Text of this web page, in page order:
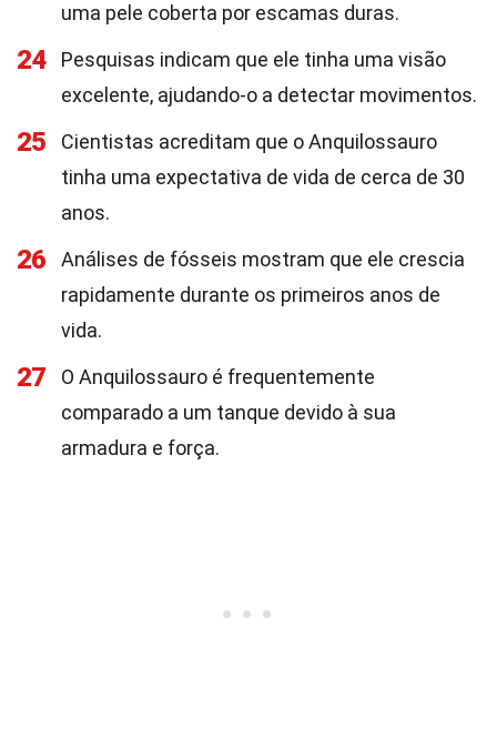
uma pele coberta por escamas duras.
24
Pesquisas indicam que ele tinha uma visão
excelente, ajudando-o a detectar movimentos.
25
Cientistas acreditam que o Anquilossauro
tinha uma expectativa de vida de cerca de 30
anos.
26
Análises de fósseis mostram que ele crescia
rapidamente durante os primeiros anos de
vida.
27
O Anquilossauro é frequentemente
comparado a um tanque devido à sua
armadura e força.